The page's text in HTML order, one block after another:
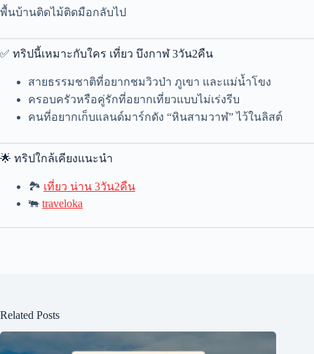
พื้นบ้านติดไม้ติดมือกลับไป
✅ ทริปนี้เหมาะกับใคร เที่ยว บึงกาฬ 3วัน2คืน
สายธรรมชาติที่อยากชมวิวป่า ภูเขา และแม่น้ำโขง
ครอบครัวหรือคู่รักที่อยากเที่ยวแบบไม่เร่งรีบ
คนที่อยากเก็บแลนด์มาร์กดัง “หินสามวาฬ” ไว้ในลิสต์
🌟 ทริปใกล้เคียงแนะนำ
🏞 เที่ยว น่าน 3วัน2คืน
🐃 traveloka
Related Posts